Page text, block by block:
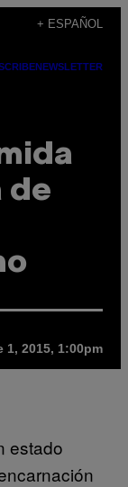
+ ESPAÑOL
NEWSLETTER
de
1, 2015, 1:00pm
estado